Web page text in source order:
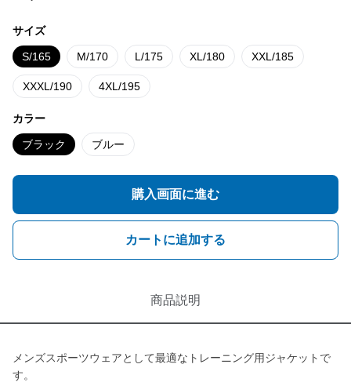
サイズ
S/165 M/170 L/175 XL/180 XXL/185
XXXL/190 4XL/195
カラー
ブラック ブルー
購入画面に進む
カートに追加する
商品説明
メンズスポーツウェアとして最適なトレーニング用ジャケットで
す。